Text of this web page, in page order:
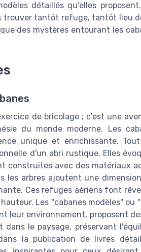
détaillés qu'elles
trouver tantôt refuge, tantôt lieu
des mystères entourant les
de bricolage ; c'est une
du monde moderne. Les
unique et enrichissante.
d'un abri rustique. Elles
avec des matériaux
les arbres ajoutent une
Ces refuges aériens font
Les "cabanes modèles" ou
leur environnement, proposent
le paysage, préservant
la publication de livres